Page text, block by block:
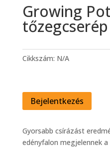
Growing
Cikkszám: N/A
Bejelentkezés
Gyorsabb csírázást
edényfalon megjelennek